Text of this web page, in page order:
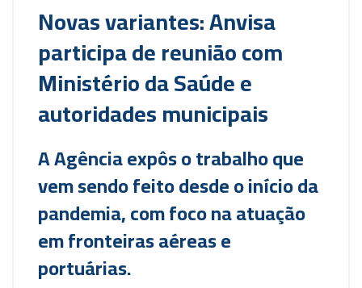
Novas variantes: Anvisa
participa de reunião com
Ministério da Saúde e
autoridades municipais
A Agência expôs o trabalho que
vem sendo feito desde o início da
pandemia, com foco na atuação
em fronteiras aéreas e
portuárias.